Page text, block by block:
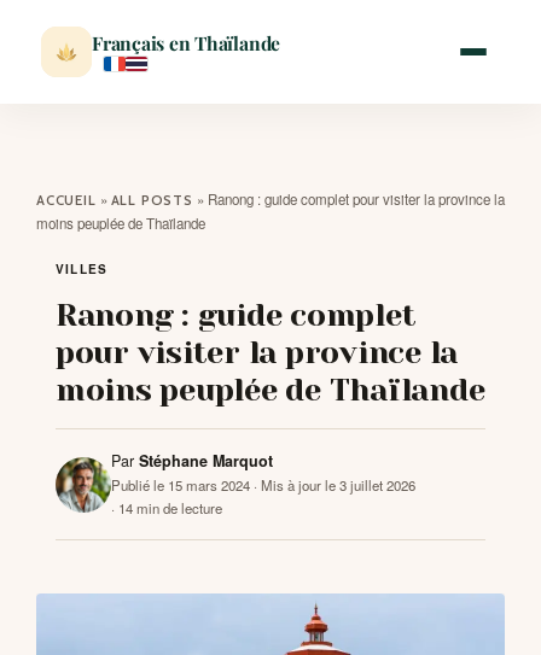
Français en Thaïlande
VISITER
MÉTÉO
EXPATRIATION
BLOG
ACCUEIL » ALL POSTS » Ranong : guide complet pour visiter la province la
moins peuplée de Thaïlande
VILLES
Ranong : guide complet
pour visiter la province la
moins peuplée de Thaïlande
Par Stéphane Marquot
Publié le 15 mars 2024 · Mis à jour le 3 juillet 2026
· 14 min de lecture